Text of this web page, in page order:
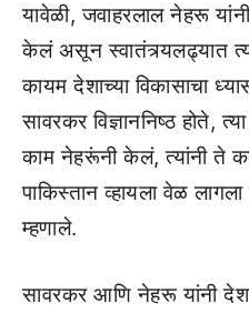
यावेळी, जवाहरलाल नेहरू
केलं असून स्वातंत्र्यलढ्यात
कायम देशाच्या विकासाचा
सावरकर विज्ञाननिष्ठ होते,
काम नेहरूंनी केलं, त्यांनी ते
पाकिस्तान व्हायला वेळ
म्हणाले.
सावरकर आणि नेहरू यांनी